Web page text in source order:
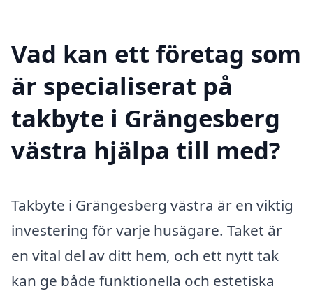
Vad kan ett företag som
är specialiserat på
takbyte i Grängesberg
västra hjälpa till med?
Takbyte i Grängesberg västra är en viktig
investering för varje husägare. Taket är
en vital del av ditt hem, och ett nytt tak
kan ge både funktionella och estetiska